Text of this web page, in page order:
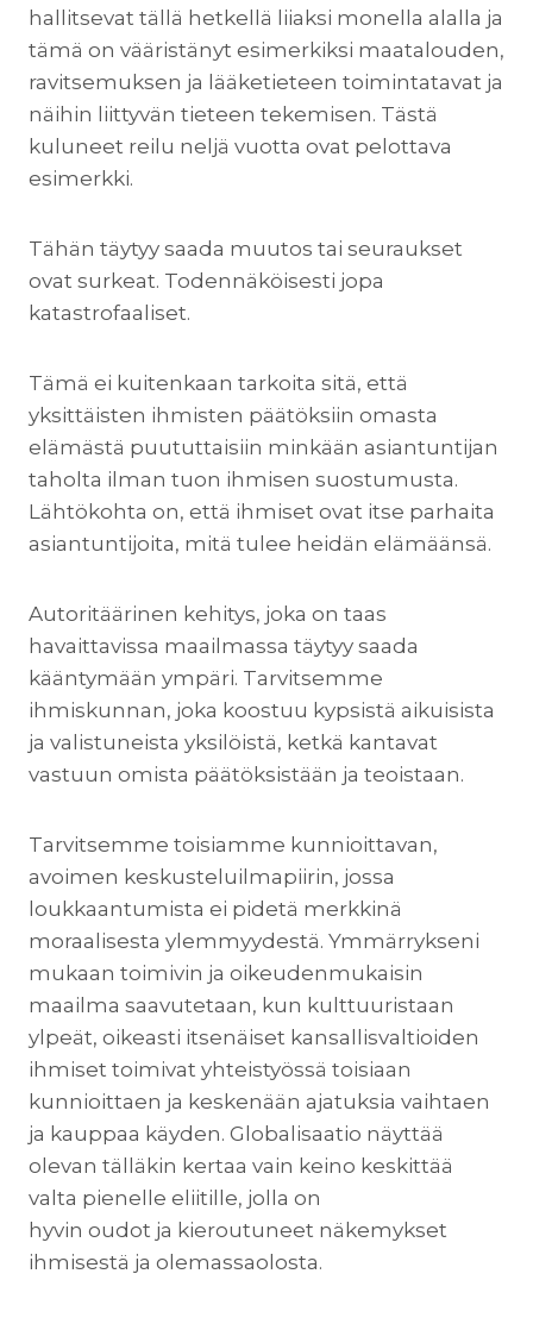
hallitsevat tällä hetkellä liiaksi monella alalla ja
tämä on vääristänyt esimerkiksi maatalouden,
ravitsemuksen ja lääketieteen toimintatavat ja
näihin liittyvän tieteen tekemisen. Tästä
kuluneet reilu neljä vuotta ovat pelottava
esimerkki.
Tähän täytyy saada muutos tai seuraukset
ovat surkeat. Todennäköisesti jopa
katastrofaaliset.
Tämä ei kuitenkaan tarkoita sitä, että
yksittäisten ihmisten päätöksiin omasta
elämästä puututtaisiin minkään asiantuntijan
taholta ilman tuon ihmisen suostumusta.
Lähtökohta on, että ihmiset ovat itse parhaita
asiantuntijoita, mitä tulee heidän elämäänsä.
Autoritäärinen kehitys, joka on taas
havaittavissa maailmassa täytyy saada
kääntymään ympäri. Tarvitsemme
ihmiskunnan, joka koostuu kypsistä aikuisista
ja valistuneista yksilöistä, ketkä kantavat
vastuun omista päätöksistään ja teoistaan.
Tarvitsemme toisiamme kunnioittavan,
avoimen keskusteluilmapiirin, jossa
loukkaantumista ei pidetä merkkinä
moraalisesta ylemmyydestä. Ymmärrykseni
mukaan toimivin ja oikeudenmukaisin
maailma saavutetaan, kun kulttuuristaan
ylpeät, oikeasti itsenäiset kansallisvaltioiden
ihmiset toimivat yhteistyössä toisiaan
kunnioittaen ja keskenään ajatuksia vaihtaen
ja kauppaa käyden. Globalisaatio näyttää
olevan tälläkin kertaa vain keino keskittää
valta pienelle eliitille, jolla on
hyvin oudot ja kieroutuneet näkemykset
ihmisestä ja olemassaolosta.